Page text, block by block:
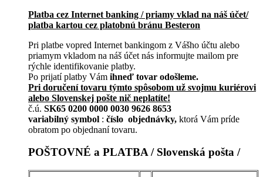
Platba cez Internet banking / priamy vklad na náš účet/
platba kartou cez platobnú bránu Besteron
Pri platbe vopred Internet bankingom z Vášho účtu alebo
priamym vkladom na náš účet nás informujte mailom pre
rýchle identifikovanie platby.
Po prijatí platby Vám ihneď tovar odošleme.
Pri doručení tovaru týmto spôsobom už svojmu kuriérovi
alebo Slovenskej pošte nič neplatíte!
č.ú. SK65 0200 0000 0030 9626 8653
variabilný symbol : číslo objednávky, ktorá Vám príde
obratom po objednaní tovaru.
POŠTOVNÉ a PLATBA / Slovenská pošta /